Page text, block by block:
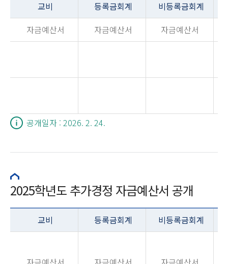
교비 등록금회계
비등록금회계
자금예산서
자금예산서 자금예산서
공개일자 : 2026. 2. 24.
2025학년도 추가경정 자금예산서 공개
교비 등록금회계 비등록금회계